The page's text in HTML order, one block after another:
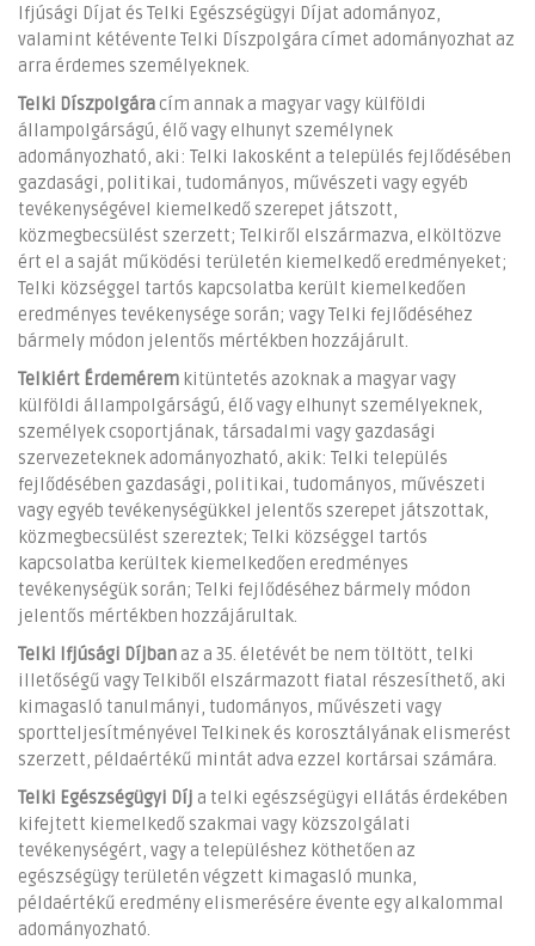
Ifjúsági Díjat és Telki Egészségügyi Díjat adományoz,
valamint kétévente Telki Díszpolgára címet adományozhat az
arra érdemes személyeknek.
Telki Díszpolgáracím annak a magyar vagy külföldi
állampolgárságú, élő vagy elhunyt személynek
adományozható, aki: Telki lakosként a település fejlődésében
gazdasági, politikai, tudományos, művészeti vagy egyéb
tevékenységével kiemelkedő szerepet játszott,
közmegbecsülést szerzett; Telkiről elszármazva, elköltözve
ért el a saját működési területén kiemelkedő eredményeket;
Telki községgel tartós kapcsolatba került kiemelkedően
eredményes tevékenysége során; vagy Telki fejlődéséhez
bármely módon jelentős mértékben hozzájárult.
Telkiért Érdemérem kitüntetés azoknak a magyar vagy
külföldi állampolgárságú, élő vagy elhunyt személyeknek,
személyek csoportjának, társadalmi vagy gazdasági
szervezeteknek adományozható, akik: Telki település
fejlődésében gazdasági, politikai, tudományos, művészeti
vagy egyéb tevékenységükkel jelentős szerepet játszottak,
közmegbecsülést szereztek; Telki községgel tartós
kapcsolatba kerültek kiemelkedően eredményes
tevékenységük során; Telki fejlődéséhez bármely módon
jelentős mértékben hozzájárultak.
Telki Ifjúsági Díjban az a 35. életévét be nem töltött, telki
illetőségű vagy Telkiből elszármazott fiatal részesíthető, aki
kimagasló tanulmányi, tudományos, művészeti vagy
sportteljesítményével Telkinek és korosztályának elismerést
szerzett, példaértékű mintát adva ezzel kortársai számára.
Telki Egészségügyi Díj a telki egészségügyi ellátás érdekében
kifejtett kiemelkedő szakmai vagy közszolgálati
tevékenységért, vagy a településhez köthetően az
egészségügy területén végzett kimagasló munka,
példaértékű eredmény elismerésére évente egy alkalommal
adományozható.